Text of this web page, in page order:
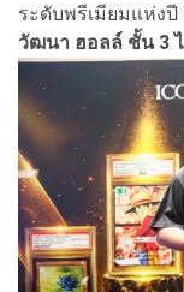
ระดับพรีเมียมแห่งปี
วัฒนา ฮอลล์ ชั้น 3